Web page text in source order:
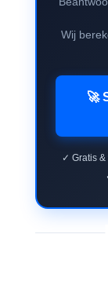
Wij
🚀
✓ Gratis